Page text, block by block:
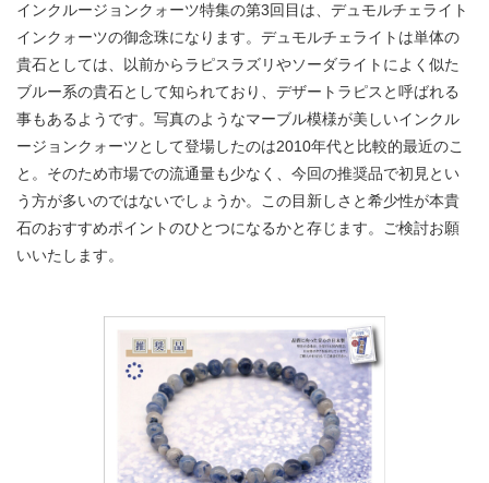
インクルージョンクォーツ特集の第3回目は、デュモルチェライト
インクォーツの御念珠になります。デュモルチェライトは単体の
貴石としては、以前からラピスラズリやソーダライトによく似た
ブルー系の貴石として知られており、デザートラピスと呼ばれる
事もあるようです。写真のようなマーブル模様が美しいインクル
ージョンクォーツとして登場したのは2010年代と比較的最近のこ
と。そのため市場での流通量も少なく、今回の推奨品で初見とい
う方が多いのではないでしょうか。この目新しさと希少性が本貴
石のおすすめポイントのひとつになるかと存じます。ご検討お願
いいたします。